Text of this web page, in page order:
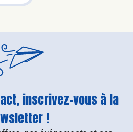
inscrivez-vous à la
!